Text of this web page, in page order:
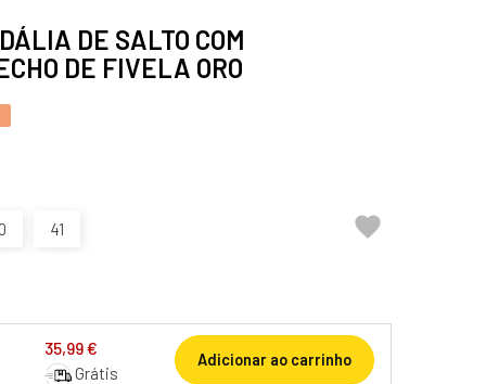
DE SALTO COM
DE FIVELA ORO
41 
35,99 €
Grátis
Adicionar ao carrinho